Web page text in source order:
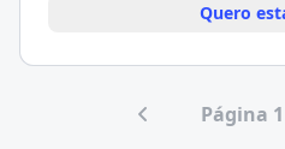
Quero
Página 1